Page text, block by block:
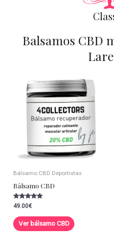
Balsamos CBD
Bálsamo CBD Deportistas
Bálsamo CBD
Valorado con
5.00
de 5
49.00€
Ver bálsamo CBD